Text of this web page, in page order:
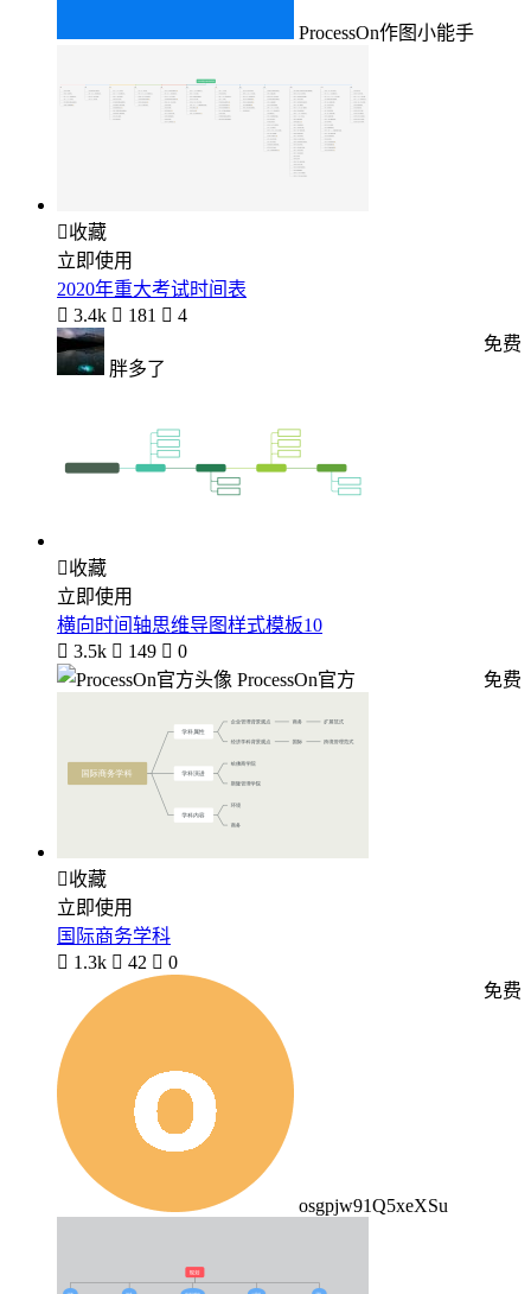
ProcessOn作图小能手
收藏
立即使用
2020年重大考试时间表
 3.4k  181  4
胖多了
免费
收藏
立即使用
横向时间轴思维导图样式模板10
 3.5k  149  0
ProcessOn官方
免费
收藏
立即使用
国际商务学科
 1.3k  42  0
osgpjw91Q5xeXSu
免费